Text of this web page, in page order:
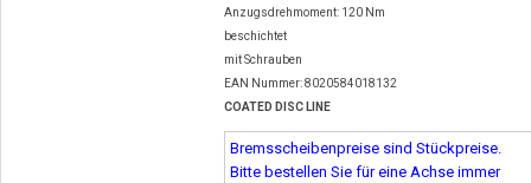
Anzugsdrehmoment: 120 Nm
beschichtet
mit Schrauben
EAN Nummer: 8020584018132
COATED DISC LINE
Bremsscheibenpreise sind Stückpreise.
Bitte bestellen Sie für eine Achse immer